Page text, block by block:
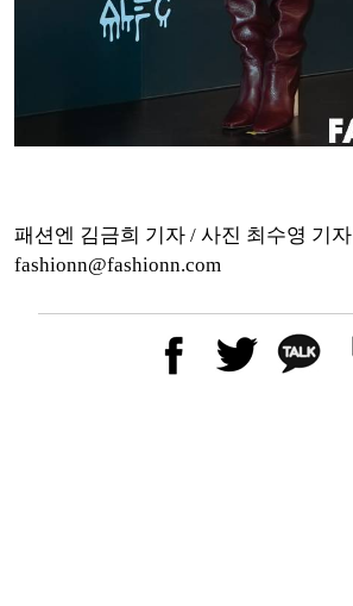
패션엔 김금희 기자 / 사진 최수영 기자
fashionn@fashionn.com